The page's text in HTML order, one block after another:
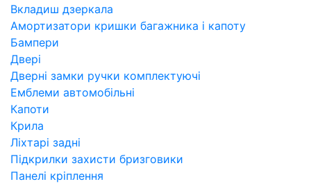
Вкладиш дзеркала
Амортизатори кришки багажника і капоту
Бампери
Двері
Дверні замки ручки комплектуючі
Емблеми автомобільні
Капоти
Крила
Ліхтарі задні
Підкрилки захисти бризговики
Панелі кріплення